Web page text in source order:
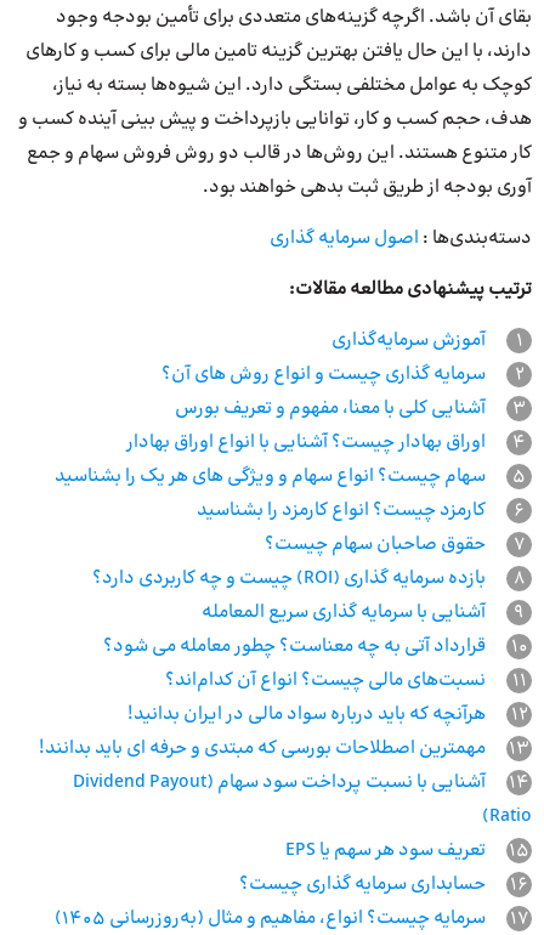
بقای آن باشد. اگرچه گزینه‌های متعددی برای تأمین بودجه وجود
دارند، با این حال یافتن بهترین گزینه تامین مالی برای کسب و کارهای
کوچک به عوامل مختلفی بستگی دارد. این شیوه‌ها بسته به نیاز،
هدف، حجم کسب و کار، توانایی بازپرداخت و پیش بینی آینده کسب و
کار متنوع هستند. این روش‌ها در قالب دو روش فروش سهام و جمع
آوری بودجه از طریق ثبت بدهی خواهند بود.
دسته‌بندی‌ها : اصول سرمایه‌ گذاری
ترتیب پیشنهادی مطالعه مقالات:
1
آموزش سرمایه‌گذاری
2
سرمایه گذاری چیست و انواع روش های آن؟
3
آشنایی کلی با معنا، مفهوم و تعریف بورس
4
اوراق بهادار چیست؟ آشنایی با انواع اوراق بهادار
5
سهام چیست؟ انواع سهام و ویژگی های هر یک را بشناسید
6
کارمزد چیست؟ انواع کارمزد را بشناسید
7
حقوق صاحبان سهام چیست؟
8
بازده سرمایه گذاری (ROI) چیست و چه کاربردی دارد؟
9
آشنایی با سرمایه‌ گذاری سریع المعامله
10
قرارداد آتی به چه معناست؟ چطور معامله می شود؟
11
نسبت‌های مالی چیست؟ انواع آن کدام‌اند؟
12
هرآنچه که باید درباره سواد مالی در ایران بدانید!
13
مهمترین اصطلاحات بورسی که مبتدی و حرفه ای باید بدانند!
14
آشنایی با نسبت پرداخت سود سهام (Dividend Payout
Ratio)
15
تعریف سود هر سهم یا EPS
16
حسابداری سرمایه گذاری چیست؟
17
سرمایه چیست؟ انواع، مفاهیم و مثال (به‌روزرسانی ۱۴۰۵)